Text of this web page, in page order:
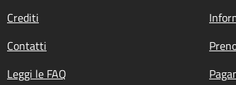
Crediti
Contatti
Leggi le FAQ